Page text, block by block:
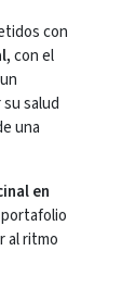
con
con el
salud
una
en
al ritmo